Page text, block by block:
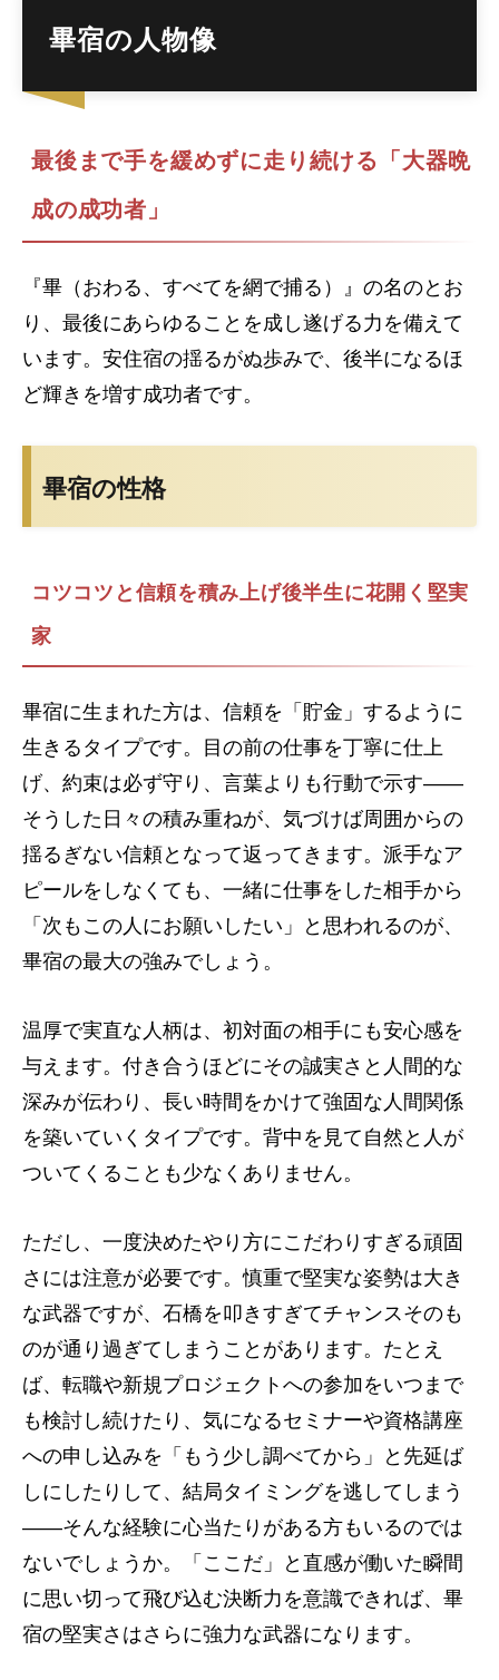
畢宿の人物像
最後まで手を緩めずに走り続ける「大器晩
成の成功者」
『畢（おわる、すべてを網で捕る）』の名のとお
り、最後にあらゆることを成し遂げる力を備えて
います。安住宿の揺るがぬ歩みで、後半になるほ
ど輝きを増す成功者です。
畢宿の性格
コツコツと信頼を積み上げ後半生に花開く堅実
家
畢宿に生まれた方は、信頼を「貯金」するように
生きるタイプです。目の前の仕事を丁寧に仕上
げ、約束は必ず守り、言葉よりも行動で示す――
そうした日々の積み重ねが、気づけば周囲からの
揺るぎない信頼となって返ってきます。派手なア
ピールをしなくても、一緒に仕事をした相手から
「次もこの人にお願いしたい」と思われるのが、
畢宿の最大の強みでしょう。
温厚で実直な人柄は、初対面の相手にも安心感を
与えます。付き合うほどにその誠実さと人間的な
深みが伝わり、長い時間をかけて強固な人間関係
を築いていくタイプです。背中を見て自然と人が
ついてくることも少なくありません。
ただし、一度決めたやり方にこだわりすぎる頑固
さには注意が必要です。慎重で堅実な姿勢は大き
な武器ですが、石橋を叩きすぎてチャンスそのも
のが通り過ぎてしまうことがあります。たとえ
ば、転職や新規プロジェクトへの参加をいつまで
も検討し続けたり、気になるセミナーや資格講座
への申し込みを「もう少し調べてから」と先延ば
しにしたりして、結局タイミングを逃してしまう
――そんな経験に心当たりがある方もいるのでは
ないでしょうか。「ここだ」と直感が働いた瞬間
に思い切って飛び込む決断力を意識できれば、畢
宿の堅実さはさらに強力な武器になります。